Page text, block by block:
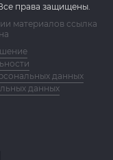
права защищены.
материалов ссылка
данных
данных